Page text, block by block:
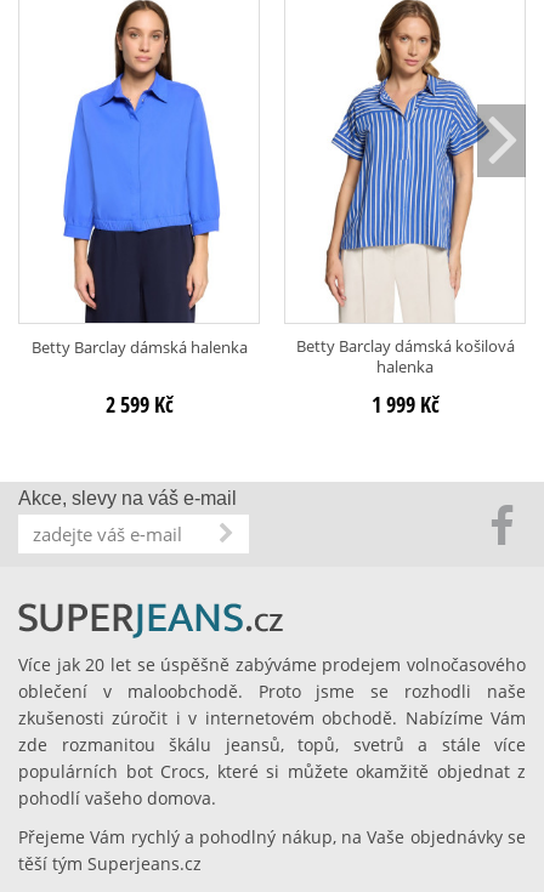
Betty Barclay dámská halenka
2 599 Kč
Betty Barclay dámská košilová
halenka
1 999 Kč
Akce, slevy na váš e-mail
Více jak 20 let se úspěšně zabýváme prodejem volnočasového
oblečení v maloobchodě. Proto jsme se rozhodli naše
zkušenosti zúročit i v internetovém obchodě. Nabízíme Vám
zde rozmanitou škálu jeansů, topů, svetrů a stále více
populárních bot Crocs, které si můžete okamžitě objednat z
pohodlí vašeho domova.
Přejeme Vám rychlý a pohodlný nákup, na Vaše objednávky se
těší tým Superjeans.cz